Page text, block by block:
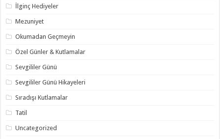
İlginç Hediyeler
Mezuniyet
Okumadan Geçmeyin
Özel Günler & Kutlamalar
Sevgililer Günü
Sevgililer Günü Hikayeleri
Sıradışı Kutlamalar
Tatil
Uncategorized